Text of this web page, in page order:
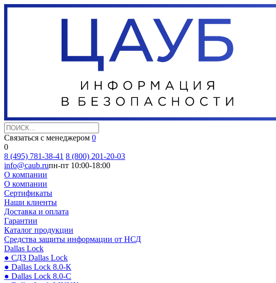
Связаться с менеджером 0
0
8 (495) 781-38-41 8 (800) 201-20-03
info@caub.ruпн-пт 10:00-18:00
О компании
О компании
Сертификаты
Наши клиенты
Доставка и оплата
Гарантии
Каталог продукции
Средства защиты информации от НСД
Dallas Lock
● СДЗ Dallas Lock
● Dallas Lock 8.0-К
● Dallas Lock 8.0-С